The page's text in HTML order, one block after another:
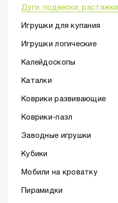
Дуги, подвески, растяжки
Игрушки для купания
Игрушки логические
Калейдоскопы
Каталки
Коврики развивающие
Коврики-пазл
Заводные игрушки
Кубики
Мобили на кроватку
Пирамидки